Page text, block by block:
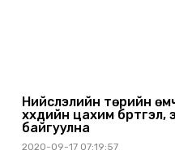
Нийслэлийн төрийн
хүүхдийн цахим
байгуулна
2020-09-17 07:19:57